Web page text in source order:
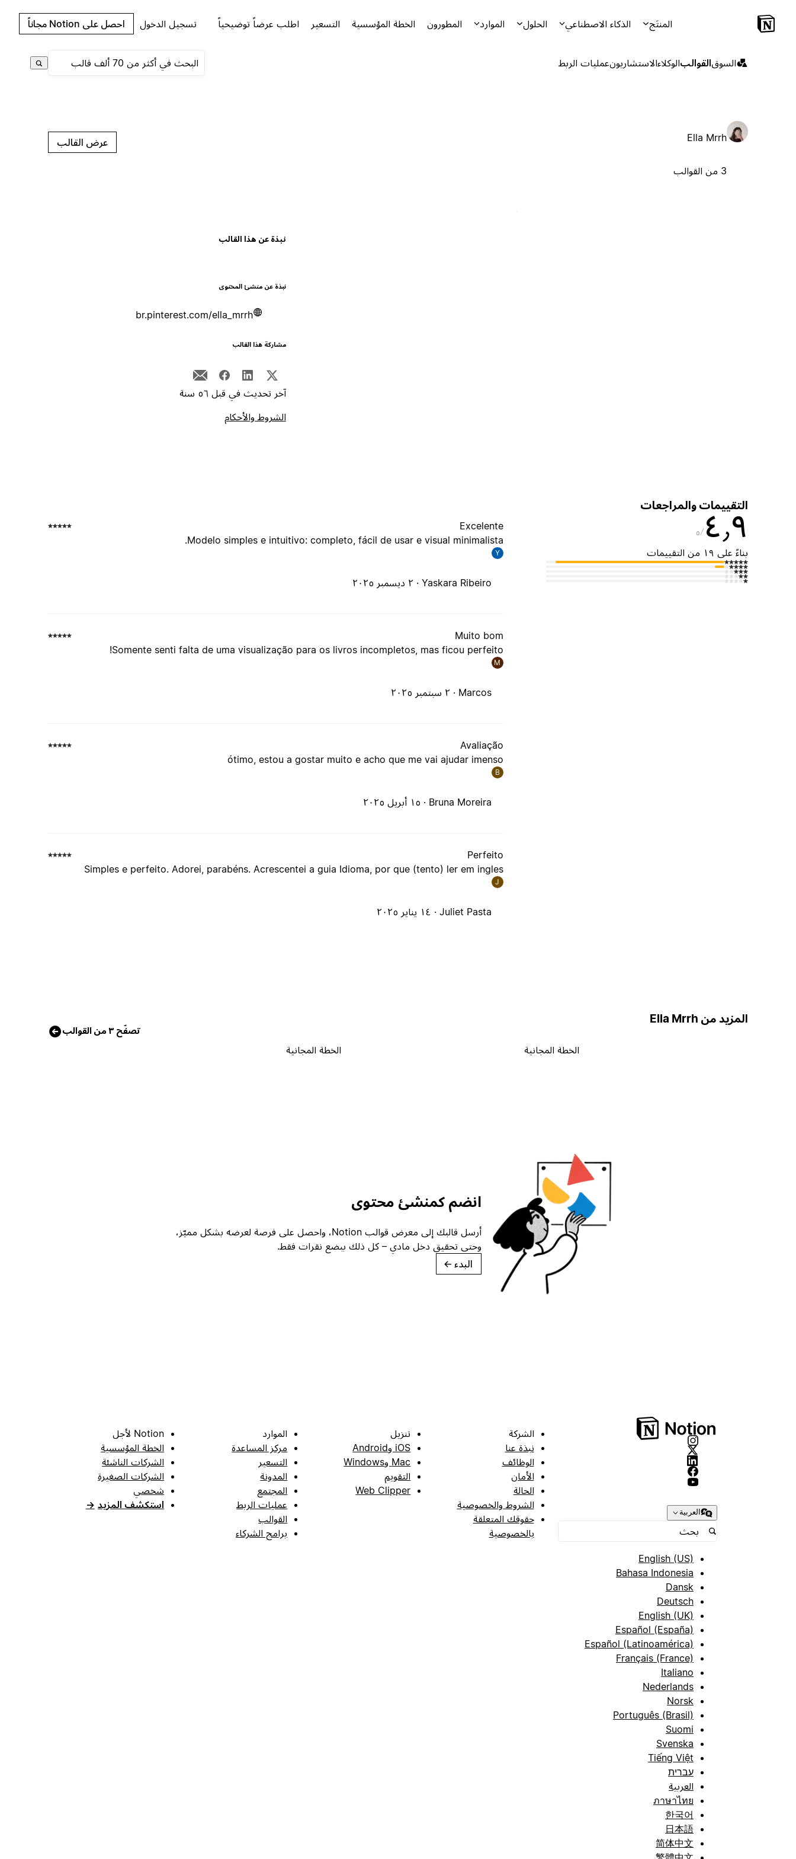
المنتَج الذكاء الاصطناعي الحلول الموارد المطورون الخطة المؤسسية التسعير اطلب عرضاً توضيحياً تسجيل الدخول احصل على Notion مجاناً
السوقالقوالبالوكلاءالاستشاريونعمليات الربط
Ella Mrrh
3 من القوالب
عرض القالب
نبذة عن هذا القالب
نبذة عن منشئ المحتوى
br.pinterest.com/ella_mrrh
مشاركة هذا القالب
آخر تحديث في قبل ٥٦ سنة
الشروط والأحكام
التقييمات والمراجعات
٤٫٩ ٥
بناءً على ١٩ من التقييمات
Excelente
Modelo simples e intuitivo: completo, fácil de usar e visual minimalista.
Y
Yaskara Ribeiro · ٢ ديسمبر ٢٠٢٥
Muito bom
Somente senti falta de uma visualização para os livros incompletos, mas ficou perfeito!
M
Marcos · ٢ سبتمبر ٢٠٢٥
Avaliação
ótimo, estou a gostar muito e acho que me vai ajudar imenso
B
Bruna Moreira · ١٥ أبريل ٢٠٢٥
Perfeito
Simples e perfeito. Adorei, parabéns. Acrescentei a guia Idioma, por que (tento) ler em ingles
J
Juliet Pasta · ١٤ يناير ٢٠٢٥
المزيد من Ella Mrrh
تصفّح ٣ من القوالب
الخطة المجانية الخطة المجانية
انضم كمنشئ محتوى
أرسل قالبك إلى معرض قوالب Notion، واحصل على فرصة لعرضه بشكل مميّز،
وحتى تحقيق دخل مادي – كل ذلك ببضع نقرات فقط.
البدء →
العربية
English (US)
Bahasa Indonesia
Dansk
Deutsch
English (UK)
Español (España)
Español (Latinoamérica)
Français (France)
Italiano
Nederlands
Norsk
Português (Brasil)
Suomi
Svenska
Tiếng Việt
עברית
العربية
ภาษาไทย
한국어
日本語
简体中文
الشركة
نبذة عنا
الوظائف
الأمان
الحالة
الشروط والخصوصية
حقوقك المتعلقة
بالخصوصية
تنزيل
iOS وAndroid
Mac وWindows
التقويم
Web Clipper
الموارد
مركز المساعدة
التسعير
المدونة
المجتمع
عمليات الربط
القوالب
برامج الشركاء
Notion لأجل
الخطة المؤسسية
الشركات الناشئة
الشركات الصغيرة
شخصي
استكشف المزيد →